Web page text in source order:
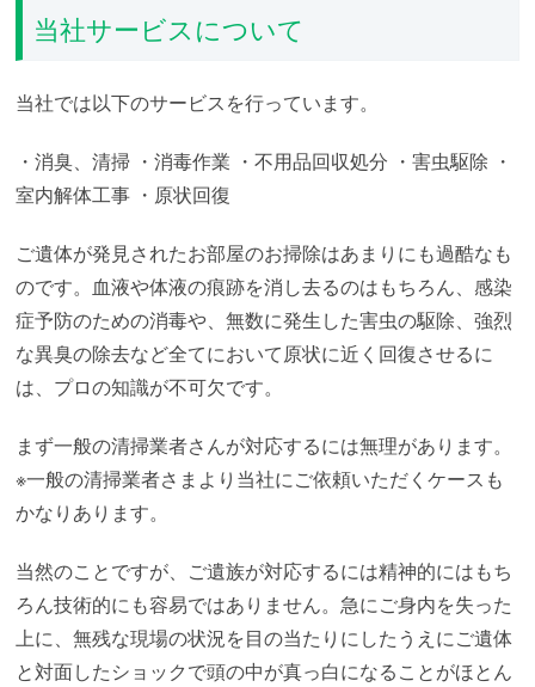
当社サービスについて
当社では以下のサービスを行っています。
・消臭、清掃 ・消毒作業 ・不用品回収処分 ・害虫駆除 ・
室内解体工事 ・原状回復
ご遺体が発見されたお部屋のお掃除はあまりにも過酷なも
のです。血液や体液の痕跡を消し去るのはもちろん、感染
症予防のための消毒や、無数に発生した害虫の駆除、強烈
な異臭の除去など全てにおいて原状に近く回復させるに
は、プロの知識が不可欠です。
まず一般の清掃業者さんが対応するには無理があります。
※一般の清掃業者さまより当社にご依頼いただくケースも
かなりあります。
当然のことですが、ご遺族が対応するには精神的にはもち
ろん技術的にも容易ではありません。急にご身内を失った
上に、無残な現場の状況を目の当たりにしたうえにご遺体
と対面したショックで頭の中が真っ白になることがほとん